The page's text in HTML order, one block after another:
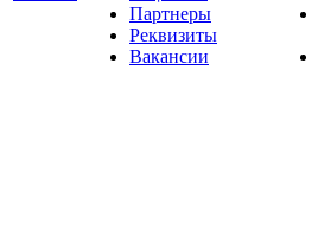
Партнеры
Реквизиты
Вакансии